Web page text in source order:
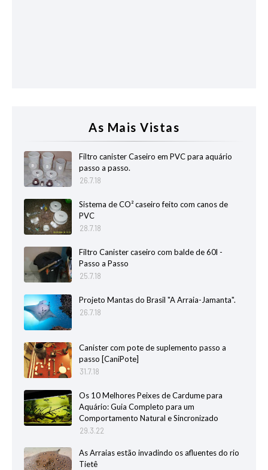
As Mais Vistas
Filtro canister Caseiro em PVC para aquário
passo a passo.
26.7.18
Sistema de CO² caseiro feito com canos de
PVC
28.7.18
Filtro Canister caseiro com balde de 60l -
Passo a Passo
25.7.18
Projeto Mantas do Brasil "A Arraia-Jamanta".
26.7.18
Canister com pote de suplemento passo a
passo [CaniPote]
31.7.18
Os 10 Melhores Peixes de Cardume para
Aquário: Guia Completo para um
Comportamento Natural e Sincronizado
29.3.22
As Arraias estão invadindo os afluentes do rio
Tietê